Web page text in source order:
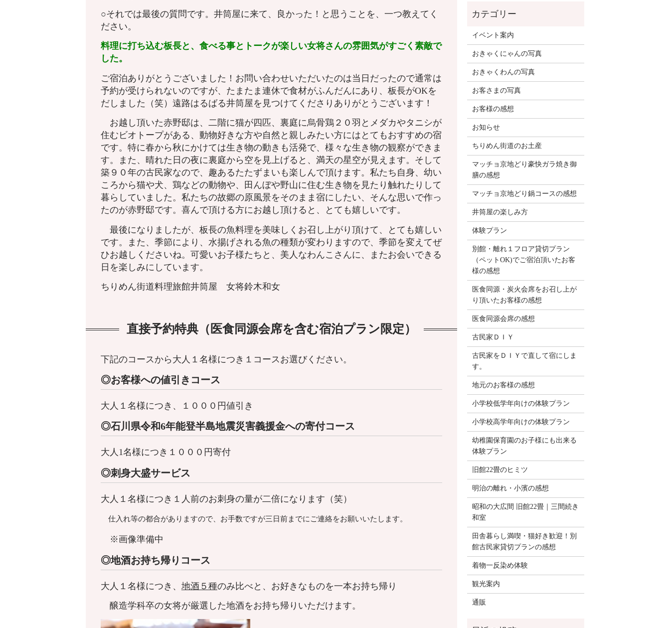
○それでは最後の質問です。井筒屋に来て、良かった！と思うことを、一つ教えてく
ださい。
料理に打ち込む板長と、食べる事とトークが楽しい女将さんの雰囲気がすごく素敵で
した。
ご宿泊ありがとうございました！お問い合わせいただいたのは当日だったので通常は
予約が受けられないのですが、たまたま連休で食材がふんだんにあり、板長がOKを
だしました（笑）遠路はるばる井筒屋を見つけてくださりありがとうございます！
お越し頂いた赤野邸は、二階に猫が四匹、裏庭に烏骨鶏２０羽とメダカやタニシが
住むビオトープがある、動物好きな方や自然と親しみたい方にはとてもおすすめの宿
です。特に春から秋にかけては生き物の動きも活発で、様々な生き物の観察ができま
す。また、晴れた日の夜に裏庭から空を見上げると、満天の星空が見えます。そして
築９０年の古民家なので、趣あるたたずまいも楽しんで頂けます。私たち自身、幼い
ころから猫や犬、鶏などの動物や、田んぼや野山に住む生き物を見たり触れたりして
暮らしていました。私たちの故郷の原風景をそのまま宿にしたい、そんな思いで作っ
たのが赤野邸です。喜んで頂ける方にお越し頂けると、とても嬉しいです。
最後になりましたが、板長の魚料理を美味しくお召し上がり頂けて、とても嬉しい
です。また、季節により、水揚げされる魚の種類が変わりますので、季節を変えてぜ
ひお越しくださいね。可愛いお子様たちと、美人なわんこさんに、またお会いできる
日を楽しみにしています。
ちりめん街道料理旅館井筒屋 女将鈴木和女
直接予約特典（医食同源会席を含む宿泊プラン限定）
下記のコースから大人１名様につき１コースお選びください。
◎お客様への値引きコース
大人１名様につき、１０００円値引き
◎石川県令和6年能登半島地震災害義援金への寄付コース
大人1名様につき１０００円寄付
◎刺身大盛サービス
大人１名様につき１人前のお刺身の量が二倍になります（笑）
仕入れ等の都合がありますので、お手数ですが三日前までにご連絡をお願いいたします。
※画像準備中
◎地酒お持ち帰りコース
大人１名様につき、 地酒５種のみ比べと、お好きなものを一本お持ち帰り
醸造学科卒の女将が厳選した地酒をお持ち帰りいただけます。
イベント案内
おきゃくにゃんの写真
おきゃくわんの写真
お客さまの写真
お客様の感想
お知らせ
ちりめん街道のお土産
マッチョ京地どり豪快ガラ焼き御
膳の感想
マッチョ京地どり鍋コースの感想
井筒屋の楽しみ方
体験プラン
別館・離れ１フロア貸切プラン
（ペットOK)でご宿泊頂いたお客
様の感想
医食同源・炭火会席をお召し上が
り頂いたお客様の感想
医食同源会席の感想
古民家ＤＩＹ
古民家をＤＩＹで直して宿にしま
す。
地元のお客様の感想
小学校低学年向けの体験プラン
小学校高学年向けの体験プラン
幼稚園保育園のお子様にも出来る
体験プラン
旧館22畳のヒミツ
明治の離れ・小濱の感想
昭和の大広間 旧館22畳｜三間続き
和室
田舎暮らし満喫・猫好き歓迎！別
館古民家貸切プランの感想
着物一反染め体験
観光案内
通販